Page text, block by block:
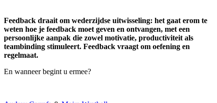
Feedback draait om wederzijdse uitwisseling: het gaat erom te
weten hoe je feedback moet geven en ontvangen, met een
persoonlijke aanpak die zowel motivatie, productiviteit als
teambinding stimuleert. Feedback vraagt om oefening en
regelmaat.
En wanneer begint u ermee?